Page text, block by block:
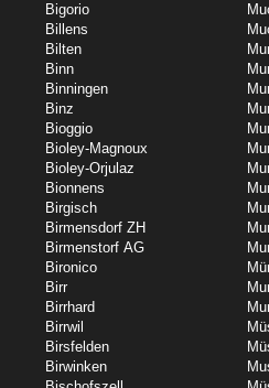
Bigorio
Billens
Bilten
Binn
Binningen
Binz
Bioggio
Bioley-Magnoux
Bioley-Orjulaz
Bionnens
Birgisch
Birmensdorf ZH
Birmenstorf AG
Bironico
Birr
Birrhard
Birrwil
Birsfelden
Birwinken